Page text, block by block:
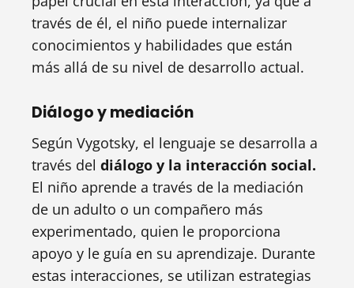
través de él, el niño puede internalizar
conocimientos y habilidades que están
más allá de su nivel de desarrollo actual.
Diálogo y mediación
Según Vygotsky, el lenguaje se desarrolla a
través del diálogo y la interacción social.
El niño aprende a través de la mediación
de un adulto o un compañero más
experimentado, quien le proporciona
apoyo y le guía en su aprendizaje. Durante
estas interacciones, se utilizan estrategias